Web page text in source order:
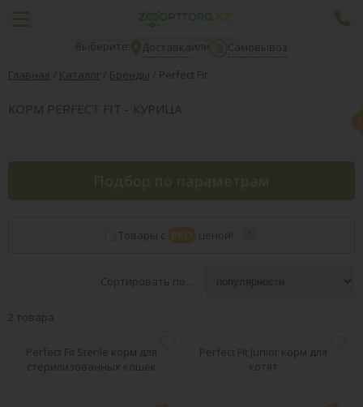
Выберите: Доставкаили
Самовывоз
Главная / Каталог / Бренды / Perfect Fit
КОРМ PERFECT FIT - КУРИЦА
Подбор по параметрам
Товары с PRO ценой!
Сортировать по...
2 товара
Perfect Fit Sterile корм для
стерилизованных кошек
Perfect Fit Junior корм для
котят